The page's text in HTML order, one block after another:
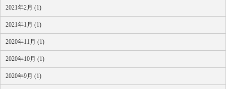
2021年2月 (1)
2021年1月 (1)
2020年11月 (1)
2020年10月 (1)
2020年9月 (1)